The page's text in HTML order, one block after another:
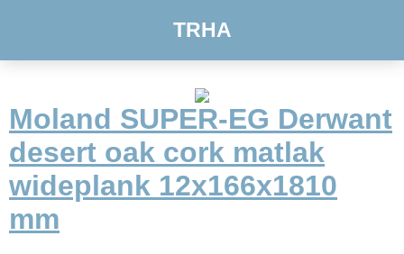
TRHA
Moland SUPER-EG Derwant
desert oak cork matlak
wideplank 12x166x1810
mm